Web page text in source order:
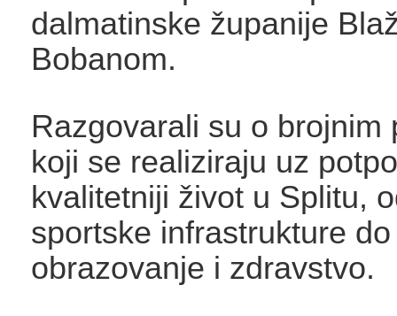
dalmatinske županije
Bobanom.
Razgovarali su o brojnim
koji se realiziraju uz
kvalitetniji život u Splitu,
sportske infrastrukture
obrazovanje i zdravstvo.